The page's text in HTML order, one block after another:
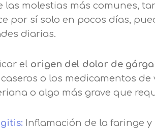
las molestias más comunes,
por sí solo en pocos días,
diarias.
el origen del dolor de
o los medicamentos de
o algo más grave que
Inflamación de la faringe